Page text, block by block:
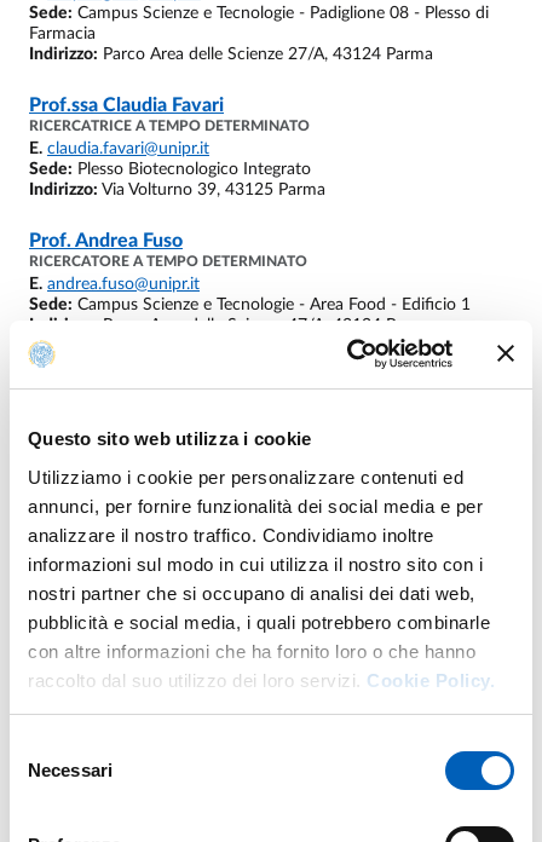
Questo sito web utilizza i cookie
Utilizziamo i cookie per personalizzare contenuti ed
annunci, per fornire funzionalità dei social media e per
analizzare il nostro traffico. Condividiamo inoltre
informazioni sul modo in cui utilizza il nostro sito con i
nostri partner che si occupano di analisi dei dati web,
pubblicità e social media, i quali potrebbero combinarle
con altre informazioni che ha fornito loro o che hanno
raccolto dal suo utilizzo dei loro servizi. Cookie Policy.
delNecessari
Sede: Campus Scienze e Tecnologie - Padiglione 08 - Plesso di
Farmacia
Indirizzo: Parco Area delle Scienze 27/A, 43124 Parma
Prof.ssa Claudia Favari
RICERCATRICE A TEMPO DETERMINATO
E. claudia.favari@unipr.it
Sede: Plesso Biotecnologico Integrato
Indirizzo: Via Volturno 39, 43125 Parma
Prof.Andrea Fuso
RICERCATORE A TEMPO DETERMINATO
E. andrea.fuso@unipr.it
Sede: Campus Scienze e Tecnologie - Area Food - Edificio 1
Indirizzo:
Parco Area delle Scienze 47/A, 43124 Parma
Sede: Campus Scienze e Tecnologie - Padiglione 08 - Plesso di
Indirizzo: Parco Area delle Scienze 27/A, 43124 Parma
Prof.Paolo Governa
T. +39 0521 90 2161
E. paolo.governa@unipr.it
Sede: Campus Scienze e Tecnologie - Padiglione 08 - Plesso di
Farmacia
Indirizzo: Parco Area delle Scienze 27/A, 43124 Parma
Sede: Campus Scienze e Tecnologie - Padiglione 08 - Plesso di